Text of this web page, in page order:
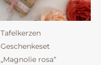
Tafelkerzen
Geschenkeset
„Magnolie rosa“